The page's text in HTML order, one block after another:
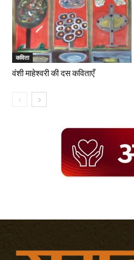
कविता
वंशी माहेश्वरी की दस कविताएँ